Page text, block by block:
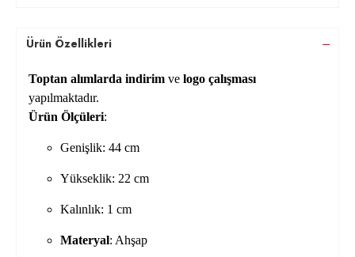
Ürün Özellikleri
Toptan alımlarda indirim ve logo çalışması
yapılmaktadır.
Ürün Ölçüleri:
Genişlik: 44 cm
Yükseklik: 22 cm
Kalınlık: 1 cm
Materyal: Ahşap